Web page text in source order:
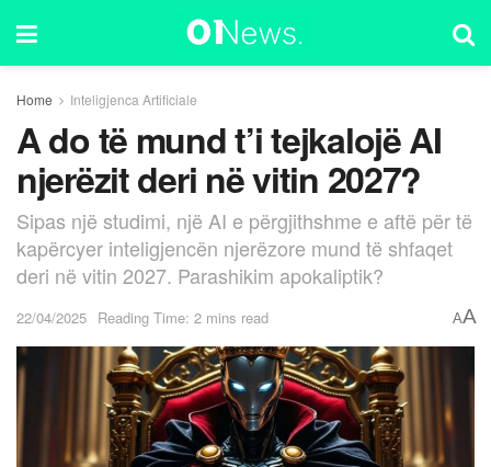
Home Inteligjenca Artificiale
A do të mund t’i tejkalojë AI
njerëzit deri në vitin 2027?
Sipas një studimi, një AI e përgjithshme e aftë për të
kapërcyer inteligjencën njerëzore mund të shfaqet
deri në vitin 2027. Parashikim apokaliptik?
22/04/2025 Reading Time: 2 mins read AA